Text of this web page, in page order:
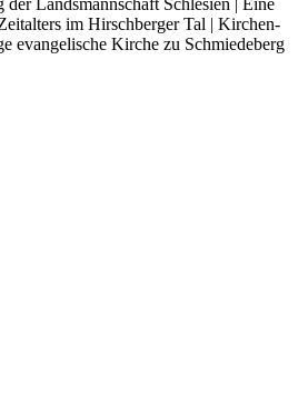
im Hirsch­ber­ger Tal | Kir­chen­
evan­ge­li­sche Kir­che zu Schmie­de­berg